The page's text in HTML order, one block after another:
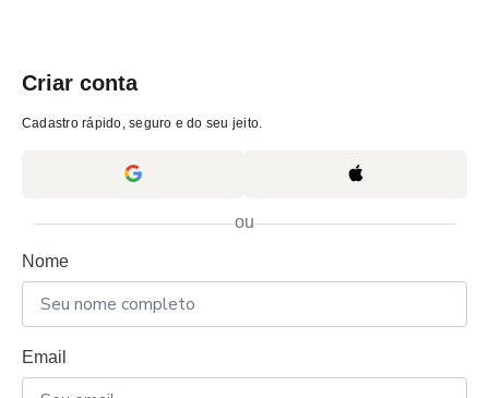
Criar conta
Cadastro rápido, seguro e do seu jeito.
ou
Nome
Email